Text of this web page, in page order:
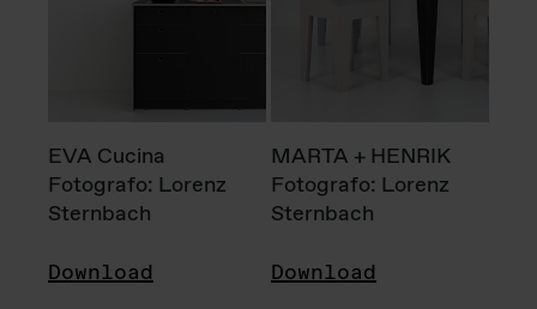
EVA Cucina
Fotografo: Lorenz
Sternbach
Download
MARTA + HENRIK
Fotografo: Lorenz
Sternbach
Download